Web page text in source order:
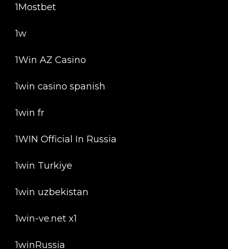
1Mostbet
1w
1Win AZ Casino
1win casino spanish
1win fr
1WIN Official In Russia
1win Turkiye
1win uzbekistan
1win-ve.net x1
1winRussia